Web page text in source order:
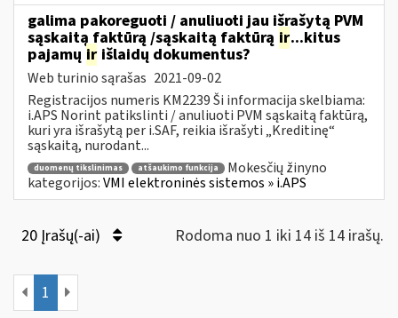
galima pakoreguoti / anuliuoti jau išrašytą PVM
sąskaitą faktūrą /sąskaitą faktūrą ir...kitus
pajamų ir išlaidų dokumentus?
Web turinio sąrašas 2021-09-02
Registracijos numeris KM2239 Ši informacija skelbiama:
i.APS Norint patikslinti / anuliuoti PVM sąskaitą faktūrą,
kuri yra išrašytą per i.SAF, reikia išrašyti „Kreditinę“
sąskaitą, nurodant...
duomenų tikslinimas atšaukimo funkcija
Mokesčių žinyno
kategorijos:VMI elektroninės sistemos » i.APS
20 Įrašų(-ai) Rodoma nuo 1 iki 14 iš 14 irašų.
1